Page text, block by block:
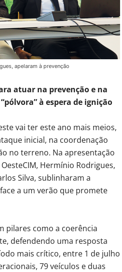
apelaram à prevenção
atuar na prevenção e na
à espera de ignição
vai ter este ano mais meios,
inicial, na coordenação
no terreno. Na apresentação
Hermínio Rodrigues,
Silva, sublinharam a
a um verão que promete
pilares como a coerência
defendendo uma resposta
mais crítico, entre 1 de julho
79 veículos e duas